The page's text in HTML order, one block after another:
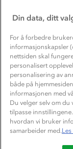
OM OSS
TIPS OG RÅD
Store størrelser
Turmat
Beredskap
AKTIVITETER
Storms turtips🐿️
Leirskole 🥾
Tips til hyttetur
Din data, ditt
For å forbedre
informasjonskapsler
nettsiden skal
personalisert
personalisering av
både på
informasjonen med
Du velger selv om
tilpasse
hvordan vi bruker
samarbeider med.